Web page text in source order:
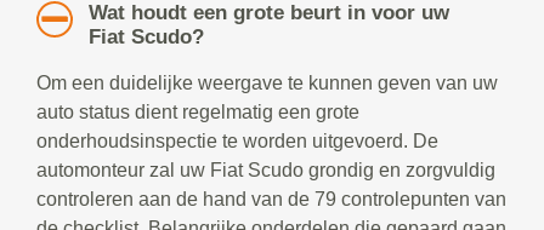
Wat houdt een grote beurt in voor uw
Fiat Scudo?
Om een duidelijke weergave te kunnen geven van uw
auto status dient regelmatig een grote
onderhoudsinspectie te worden uitgevoerd. De
automonteur zal uw Fiat Scudo grondig en zorgvuldig
controleren aan de hand van de 79 controlepunten van